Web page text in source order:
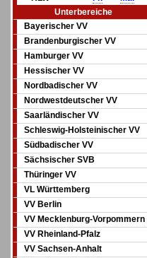
Unterbereiche
Bayerischer VV
Brandenburgischer VV
Hamburger VV
Hessischer VV
Nordbadischer VV
Nordwestdeutscher VV
Saarländischer VV
Schleswig-Holsteinischer VV
Südbadischer VV
Sächsischer SVB
Thüringer VV
VL Württemberg
VV Berlin
VV Mecklenburg-Vorpommern
VV Rheinland-Pfalz
VV Sachsen-Anhalt